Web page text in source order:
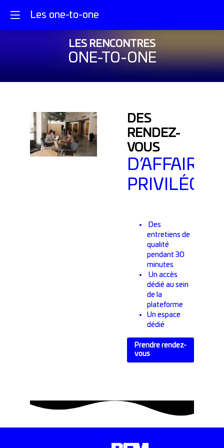
Les one-to-one
LES RENCONTRES
ONE-TO-ONE
DES
RENDEZ-
VOUS
D’AFFAIRES
Des
entretiens de
qualité
pendant 30
minutes
Un accès
dédié au sein
de la
plateforme
Un espace
dédié
Prendre rendez-
vous